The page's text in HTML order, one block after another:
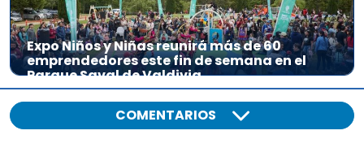
Expo Niños y Niñas reunirá más de 60
emprendedores este fin de semana en el
Parque Saval de Valdivia
COMENTARIOS